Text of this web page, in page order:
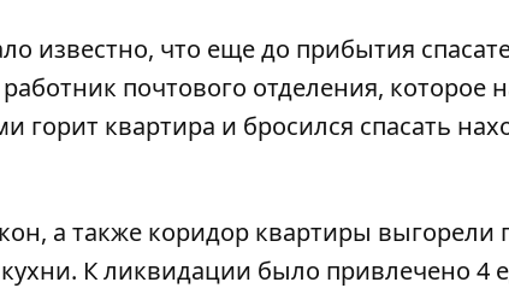
известно, что еще до прибытия
почтового отделения, которое
горит квартира и бросился спасать
а также коридор квартиры выгорели
К ликвидации было привлечено 4